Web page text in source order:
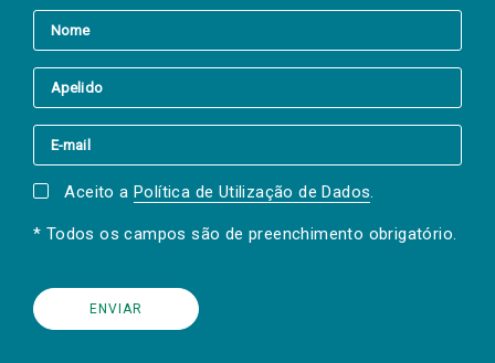
Aceito a Política de Utilização de Dados.
* Todos os campos são de preenchimento obrigatório.